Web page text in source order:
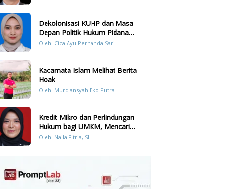
Dekolonisasi KUHP dan Masa
Depan Politik Hukum Pidana
Indonesia
Oleh: Cica Ayu Pernanda Sari
Kacamata Islam Melihat Berita
Hoak
Oleh: Murdiansyah Eko Putra
Kredit Mikro dan Perlindungan
Hukum bagi UMKM, Mencari
Keseimbangan antara Risiko dan
Oleh: Naila Fitria, SH